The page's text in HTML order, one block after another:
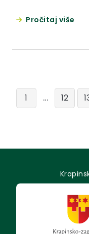
Pročitaj više
1 ... 12